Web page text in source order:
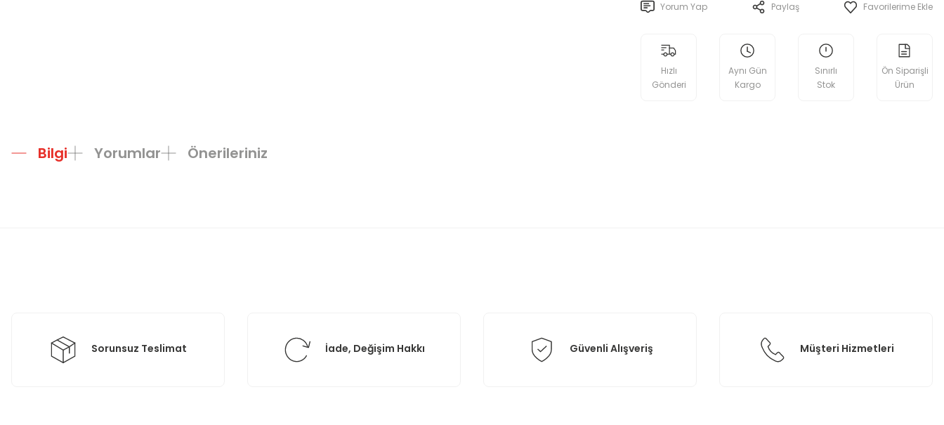
Yorum Yap Paylaş
Hızlı
Gönderi
Aynı Gün
Kargo
Sınırlı
Stok
Ön Siparişli
Ürün
Bilgi Yorumlar Önerileriniz
Sorunsuz Teslimat İade, Değişim Hakkı Güvenli Alışveriş Müşteri Hizmetleri